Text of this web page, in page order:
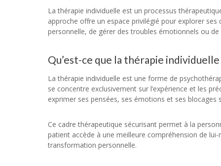
La thérapie individuelle est un processus
approche offre un espace privilégié pour explorer
personnelle, de gérer des troubles émotionnels ou
Qu’est-ce que la thérapie individuelle
La thérapie individuelle est une forme de
se concentre exclusivement sur l’expérience et les
exprimer ses pensées, ses émotions et ses blocages
Ce cadre thérapeutique sécurisant permet à la
patient accède à une meilleure compréhension de
transformation personnelle.